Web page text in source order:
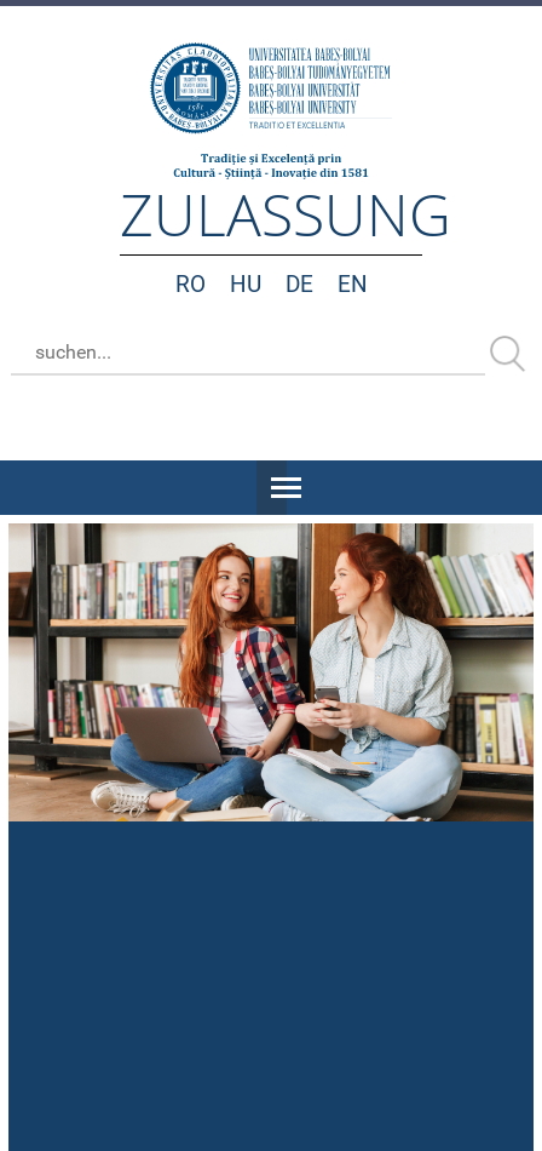
ZULASSUNG
RO HU DE EN